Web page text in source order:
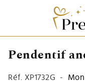
Pendentif
Réf. XP1732G -